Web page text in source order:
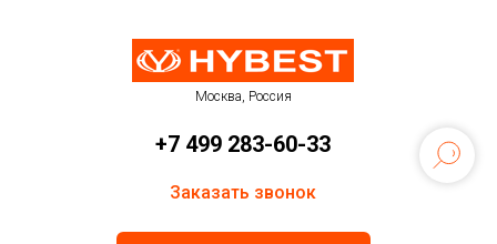
Москва, Россия
+7 499 283-60-33
Заказать звонок